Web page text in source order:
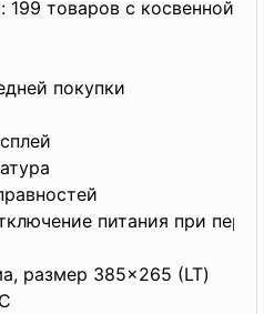
199 товаров с косвенной
покупки
питания при
размер 385×265 (LT)